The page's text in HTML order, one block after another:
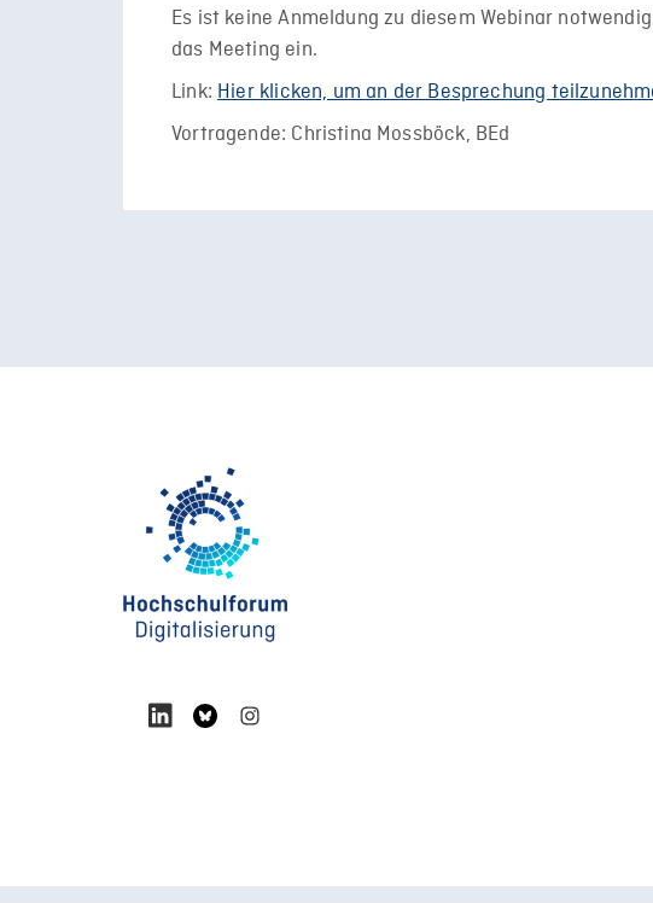
Es ist keine Anmeldung zu diesem Webinar
das Meeting ein.
Link: Hier klicken, um an der Besprechung
Vortragende: Christina Mossböck, BEd